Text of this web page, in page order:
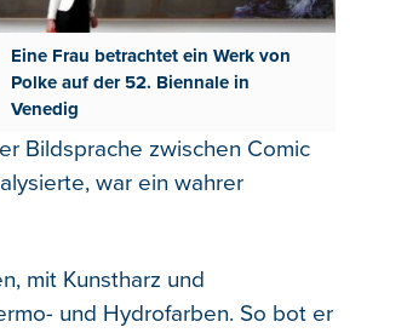
Eine Frau betrachtet ein Werk von
Polke auf der 52. Biennale in
Venedig
Bildsprache zwischen Comic
war ein wahrer
mit Kunstharz und
und Hydrofarben. So bot er